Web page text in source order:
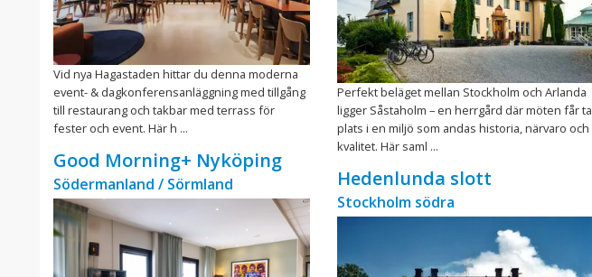
Vid nya Hagastaden hittar du denna moderna
event- & dagkonferensanläggning med tillgång
till restaurang och takbar med terrass för
fester och event. Här h ...
Good Morning+ Nyköping
Södermanland / Sörmland
Perfekt beläget mellan Stockholm och Arlanda
ligger Såstaholm – en herrgård där möten får ta
plats i en miljö som andas historia, närvaro och
kvalitet. Här saml ...
Hedenlunda slott
Stockholm södra